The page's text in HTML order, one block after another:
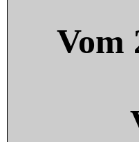
Vom